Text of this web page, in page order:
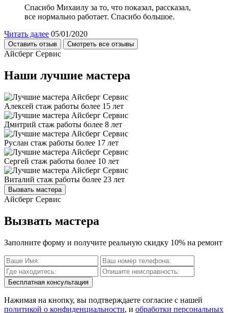
Спасибо Михаилу за то, что показал, рассказал,
все нормально работает. Спасибо большое.
Читать далее 05/01/2020
Оставить отзыв Смотреть все отзывы
Айсберг Сервис
Наши лучшие мастера
Алексей стаж работы более 15 лет
Дмитрий стаж работы более 8 лет
Руслан стаж работы более 17 лет
Сергей стаж работы более 10 лет
Виталий стаж работы более 23 лет
Вызвать мастера
Айсберг Сервис
Вызвать мастера
Заполните форму и получите реальную скидку 10% на ремонт
Бесплатная консультация
Нажимая на кнопку, вы подтверждаете согласие с нашей
политикой о конфиденциальности, и обработки персональных